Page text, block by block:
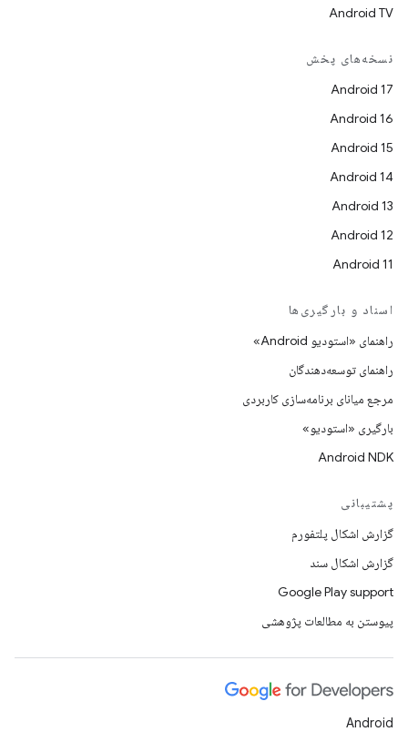
Android TV
نسخه‌های پخش
Android 17
Android 16
Android 15
Android 14
Android 13
Android 12
Android 11
اسناد و بارگیری‌ها
راهنمای «استودیو Android»
راهنمای توسعه‌دهندگان
مرجع میانای برنامه‌سازی کاربردی
بارگیری «استودیو»
Android NDK
پشتیبانی
گزارش اشکال پلتفورم
گزارش اشکال سند
Google Play support
پیوستن به مطالعات پژوهشی
Android